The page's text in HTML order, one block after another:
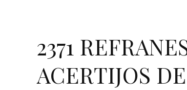
2371
ACERTIJOS